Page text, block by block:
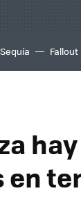
Sequía Fallout
en